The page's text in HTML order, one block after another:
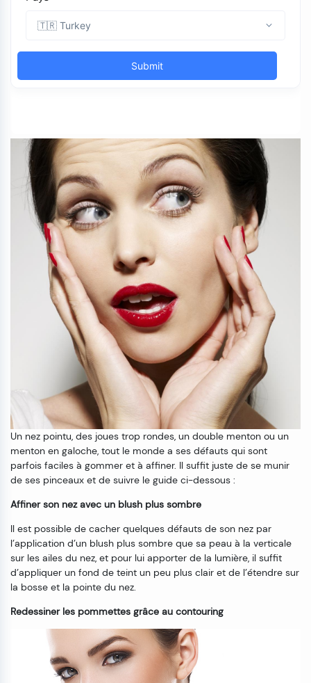
Un nez pointu, des joues trop rondes, un double menton ou un
menton en galoche, tout le monde a ses défauts qui sont
parfois faciles à gommer et à affiner. Il suffit juste de se munir
de ses pinceaux et de suivre le guide ci-dessous :
Affiner son nez avec un blush plus sombre
Il est possible de cacher quelques défauts de son nez par
l’application d’un blush plus sombre que sa peau à la verticale
sur les ailes du nez, et pour lui apporter de la lumière, il suffit
d’appliquer un fond de teint un peu plus clair et de l’étendre sur
la bosse et la pointe du nez.
Redessiner les pommettes grâce au contouring